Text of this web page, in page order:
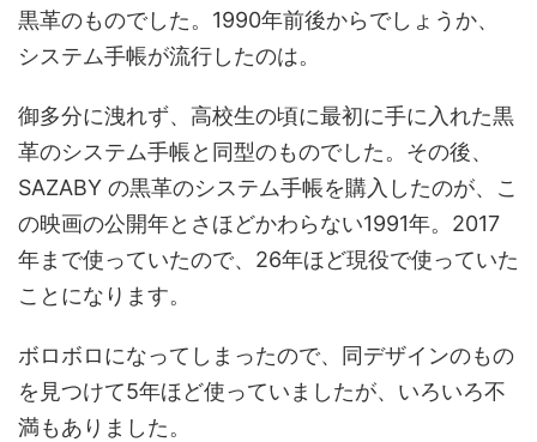
黒革のものでした。1990年前後からでしょうか、
システム手帳が流行したのは。
御多分に洩れず、高校生の頃に最初に手に入れた黒
革のシステム手帳と同型のものでした。その後、
SAZABY の黒革のシステム手帳を購入したのが、こ
の映画の公開年とさほどかわらない1991年。2017
年まで使っていたので、26年ほど現役で使っていた
ことになります。
ボロボロになってしまったので、同デザインのもの
を見つけて5年ほど使っていましたが、いろいろ不
満もありました。